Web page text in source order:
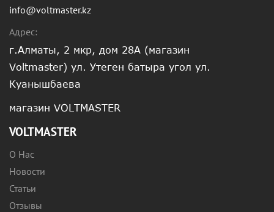
info@voltmaster.kz
Адрес:
г.Алматы, 2 мкр, дом 28А (магазин
Voltmaster) ул. Утеген батыра угол ул.
Куанышбаева
магазин VOLTMASTER
VOLTMASTER
О Нас
Новости
Статьи
Отзывы